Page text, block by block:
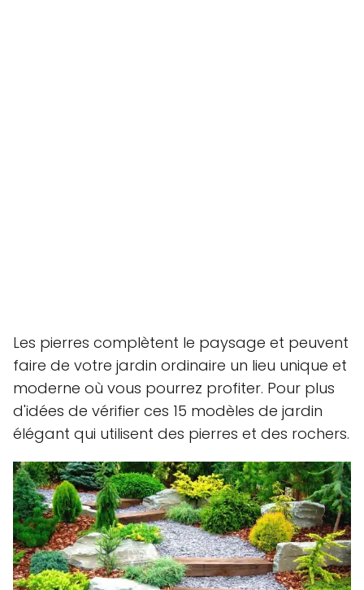
Les pierres complètent le paysage et peuvent
faire de votre jardin ordinaire un lieu unique et
moderne où vous pourrez profiter. Pour plus
d'idées de vérifier ces 15 modèles de jardin
élégant qui utilisent des pierres et des rochers.